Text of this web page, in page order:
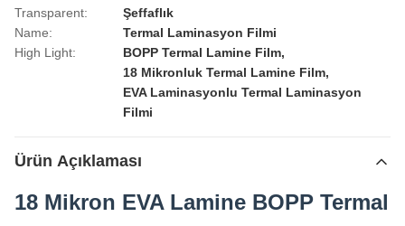
Transparent:
Şeffaflık
Name:
Termal Laminasyon Filmi
High Light:
BOPP Termal Lamine Film,
18 Mikronluk Termal Lamine Film,
EVA Laminasyonlu Termal Laminasyon
Filmi
Ürün Açıklaması
18 Mikron EVA Lamine BOPP Termal